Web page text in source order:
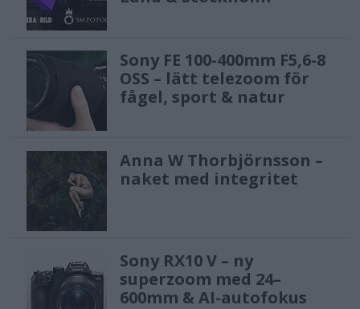
Sony FE 100-400mm F5,6-8
OSS – lätt telezoom för
fågel, sport & natur
Anna W Thorbjörnsson –
naket med integritet
Sony RX10 V – ny
superzoom med 24–
600mm & AI-autofokus